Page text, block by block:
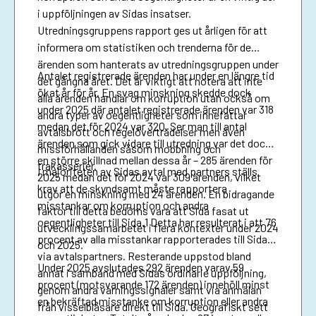
i uppföljningen av Sidas insatser.
Utredningsgruppens rapport ges ut årligen för att
informera om statistiken och trenderna för de
ärenden som hanterats av utredningsgruppen under
det gångna året. Det är viktigt att notera att inte
alla ärenden handlar om korruption utan också om
andra typer av oegentligheter som innefattar
avtalsbrott och regelöverträdelser men även
missförhållanden såsom mobbning och
trakasserier.
Antalet registrerade ärenden har under en längre tid
ökat år för år. En svag minskning skedde dock
under 2025 där antalet registrerade ärenden var 318
medan det för 2024 var 320. Ser man till antal
ärenden som gick vidare till utredning var det dock
en större skillnad mellan dessa år – 285 ärenden för
2025 medan det för 2024 var 309 ärenden, vilket
utgör en minskning med 24 ärenden. En bidragande
faktor till detta bedöms vara att Sida fasat ut
utvecklingssamarbetet i flera kontexter under 2024
och 2025.
I majoriteten av Sidas avtal med partners ställs
krav att de skyndsamt måste rapportera
misstankar om korruption och andra
oegentligheter till Sida.1 Detta har resulterat i att 76
procent av alla misstankar rapporterades till Sida
via avtalspartners. Resterande uppstod bland
annat i samband med Sidas ordinarie uppföljning,
genom andra varningssignaler samt via anmälan
från visselblåsare direkt till Sida. Geografiskt sett
Under 2025 avslutades 292 ärenden varav 59
procent (motsvarande 172 ärenden) innehöll minst
en bekräftad misstanke om korruption eller andra